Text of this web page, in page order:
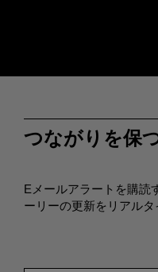
つながりを保
Eメールアラートを購読
ーリーの更新をリアルタ